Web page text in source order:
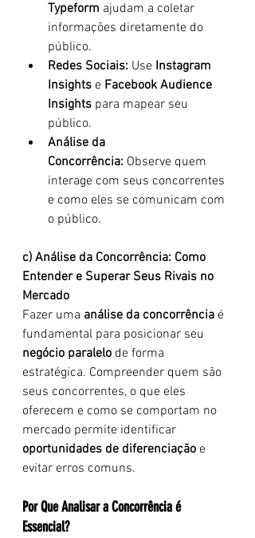
Typeform ajudam a coletar
informações diretamente do
público.
Redes Sociais: Use Instagram
Insights e Facebook Audience
Insights para mapear seu
público.
Análise da
Concorrência: Observe quem
interage com seus concorrentes
e como eles se comunicam com
o público.
c) Análise da Concorrência: Como
Entender e Superar Seus Rivais no
Mercado
Fazer uma análise da concorrência é
fundamental para posicionar seu
negócio paralelo de forma
estratégica. Compreender quem são
seus concorrentes, o que eles
oferecem e como se comportam no
mercado permite identificar
oportunidades de diferenciação e
evitar erros comuns.
Por Que Analisar a Concorrência é
Essencial?